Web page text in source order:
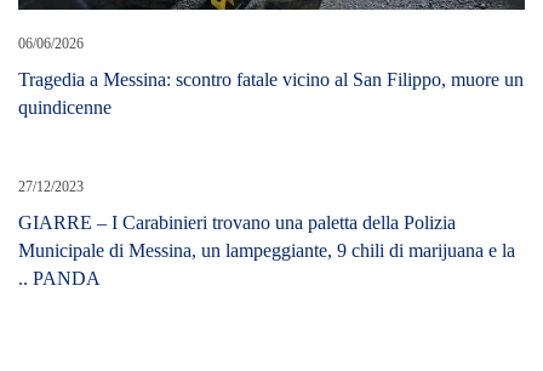
06/06/2026
Tragedia a Messina: scontro fatale vicino al San Filippo, muore un
quindicenne
27/12/2023
GIARRE – I Carabinieri trovano una paletta della Polizia
Municipale di Messina, un lampeggiante, 9 chili di marijuana e la
.. PANDA